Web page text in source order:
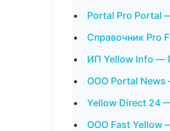
Portal Pro Portal
Справочник Pro
ИП Yellow Info —
ООО Portal News
Yellow Direct 24
ООО Fast Yellow